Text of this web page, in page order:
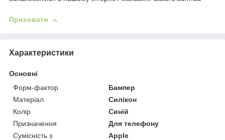
Приховати
Характеристики
Основні
Форм-фактор
Бампер
Матеріал
Силікон
Колір
Синій
Призначення
Для телефону
Сумісність з
Apple